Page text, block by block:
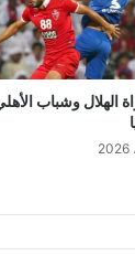
الهلال وشباب